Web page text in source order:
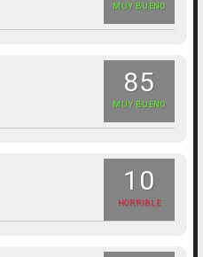
MUY BUENO
85
MUY BUENO
10
HORRIBLE